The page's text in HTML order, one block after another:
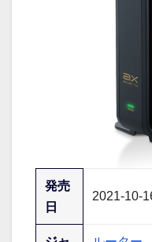
発売
日
2021-10-